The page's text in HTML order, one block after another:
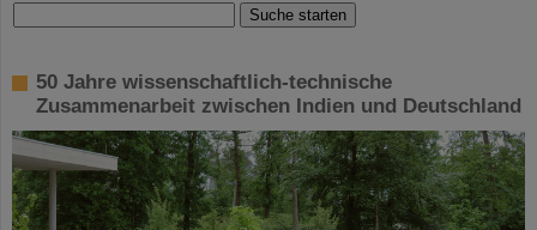
50 Jahre wissenschaftlich-technische
Zusammenarbeit zwischen Indien und Deutschland